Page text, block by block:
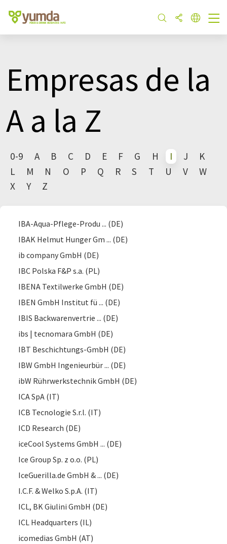
Empresas de la
A a la Z
0-9 A B C D E F G H I J
K
L
M N O P Q R S T U V
W
X
Y Z
IBA-Aqua-Pflege-Produ ... (DE)
IBAK Helmut Hunger Gm ... (DE)
ib company GmbH (DE)
IBC Polska F&P s.a. (PL)
IBENA Textilwerke GmbH (DE)
IBEN GmbH Institut fü ... (DE)
IBIS Backwarenvertrie ... (DE)
ibs | tecnomara GmbH (DE)
IBT Beschichtungs-GmbH (DE)
IBW GmbH Ingenieurbür ... (DE)
ibW Rührwerkstechnik GmbH (DE)
ICA SpA (IT)
ICB Tecnologie S.r.l. (IT)
ICD Research (DE)
iceCool Systems GmbH ... (DE)
Ice Group Sp. z o.o. (PL)
IceGuerilla.de GmbH & ... (DE)
I.C.F. & Welko S.p.A. (IT)
ICL, BK Giulini GmbH (DE)
ICL Headquarters (IL)
icomedias GmbH (AT)